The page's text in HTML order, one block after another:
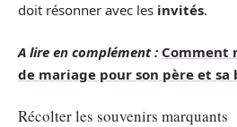
doit résonner avec les invités.
A lire en complément : Comment
de mariage pour son père et sa
Récolter les souvenirs marquants